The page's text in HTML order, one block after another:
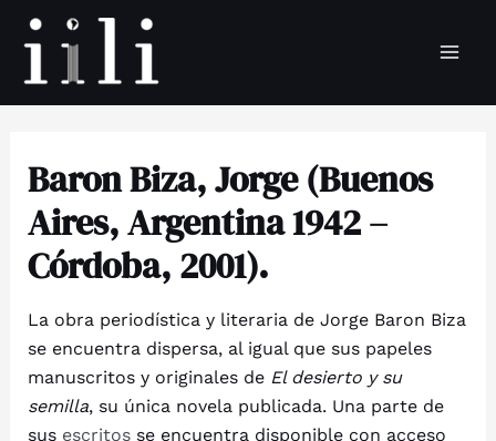
Skip
Baron Biza, Jorge (Buenos
Aires, Argentina 1942 –
Córdoba, 2001).
La obra periodística y literaria de Jorge Baron Biza
se encuentra dispersa, al igual que sus papeles
manuscritos y originales de El desierto y su
semilla, su única novela publicada. Una parte de
sus escritosse encuentra disponible con acceso